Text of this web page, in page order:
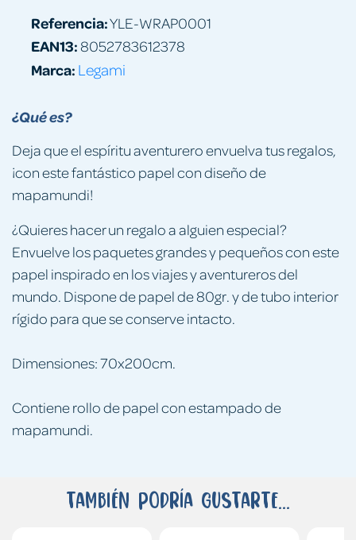
¿Qué es?
Deja que el espíritu aventurero envuelva tus regalos,
¡con este fantástico papel con diseño de
mapamundi!
¿Quieres hacer un regalo a alguien especial?
Envuelve los paquetes grandes y pequeños con este
papel inspirado en los viajes y aventureros del
mundo. Dispone de papel de 80gr. y de tubo interior
rígido para que se conserve intacto.
Dimensiones: 70x200cm.
Contiene rollo de papel con estampado de
mapamundi.
Referencia:YLE-WRAP0001
EAN13:8052783612378
Marca: Legami
También podría gustarte...